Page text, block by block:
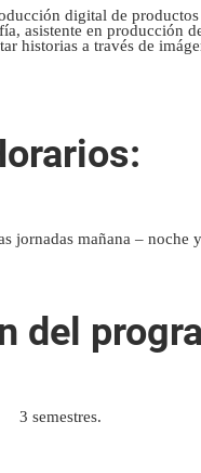
digital de
asistente en
historias a través de
jornadas mañana – noche
del
3 semestres.